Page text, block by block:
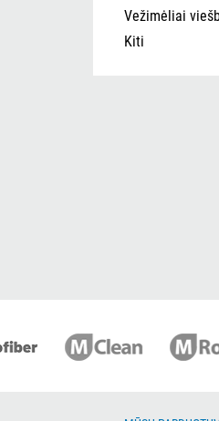
Vežimėliai
Kiti